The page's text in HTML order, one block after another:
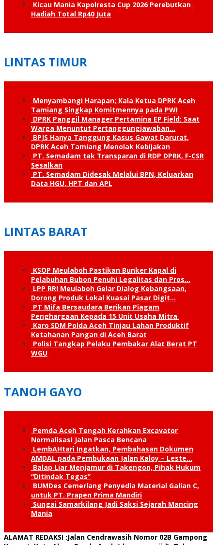
Kicau Mania Kapolresta Cup 2026 Perebutkan
Hadiah Total Rp40 Juta
LINTAS TIMUR
Menyambangi Harapan; Kala Ketua DPRK Aceh
Tamiang Singkap Komitmennya pada PWI
DPRK Panggil Manager Pertamina EP Field: Saat
Warga Menuntut Pertanggung­jawaban…
BPJS Hanya Tanggung Kasus Gawat Darurat,
DPRK Aceh Tamiang Menolak Kebijakan
PT. Semadam tak Transparan di RDP DPRK, F-CSR
Sesalkan
PT. Semadam Didesak Melalui BPN, Keluarkan
Data HGU, HPT dan APL
LINTAS BARAT
KSOP Meulaboh Pastikan Bunker Kapal di
Pelabuhan Bubon Penuhi Legalitas dan Pros…
LPP RRI Meulaboh Gelar Dialog Kebangsaan,
Dorong Produk Lokal Kuasai Pasar Digit…
PT Mifa Bersaudara Berikan Piagam
Penghargaan Kepada 15 Unit Usaha Mitra
Karo SDM Polda Aceh Tinjau Lahan Produktif
Ketahanan Pangan di Aceh Barat
Polisi Tangkap Pelaku Pembakar Alat Berat PT
WGU
TANOH GAYO
Pemda Aceh Tengah Kerahkan Excavator
Normalisasi Jalan Pasca Bencana
LembAHtari Ingatkan, Pembahasan Dokumen
AMDAL pada Pembukaan Jalan Kaloy – Leste…
Balap Liar Menjamur di Takengon, Pihak Hukum
“Ditindak Tegas”
BUMDes Cemerlang Penyedia Material Galian C,
untuk PT. Prapen Prima Mandiri
Sungai Samarkilang Jadi Saksi Sejarah Mancing
Mania
ALAMAT REDAKSI :Jalan Cendrawasih Nomor 02B Gampong